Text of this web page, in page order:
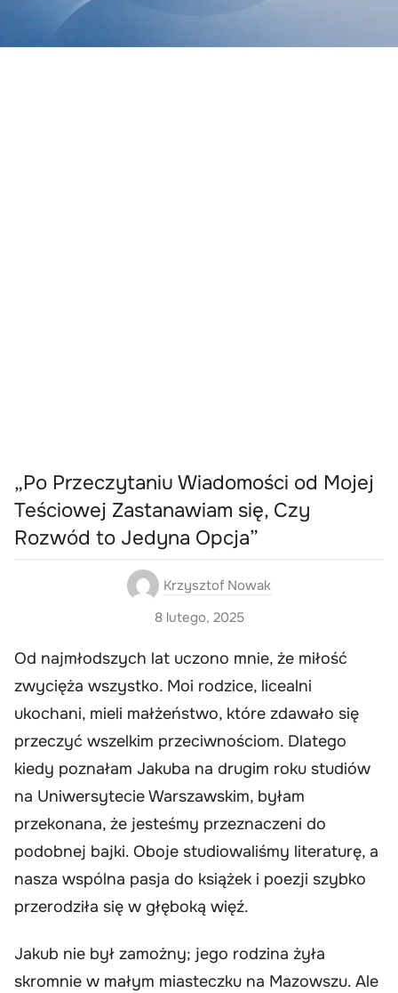
„Po Przeczytaniu Wiadomości od Mojej
Teściowej Zastanawiam się, Czy
Rozwód to Jedyna Opcja”
Krzysztof Nowak
8 lutego, 2025
Od najmłodszych lat uczono mnie, że miłość
zwycięża wszystko. Moi rodzice, licealni
ukochani, mieli małżeństwo, które zdawało się
przeczyć wszelkim przeciwnościom. Dlatego
kiedy poznałam Jakuba na drugim roku studiów
na Uniwersytecie Warszawskim, byłam
przekonana, że jesteśmy przeznaczeni do
podobnej bajki. Oboje studiowaliśmy literaturę, a
nasza wspólna pasja do książek i poezji szybko
przerodziła się w głęboką więź.
Jakub nie był zamożny; jego rodzina żyła
skromnie w małym miasteczku na Mazowszu. Ale